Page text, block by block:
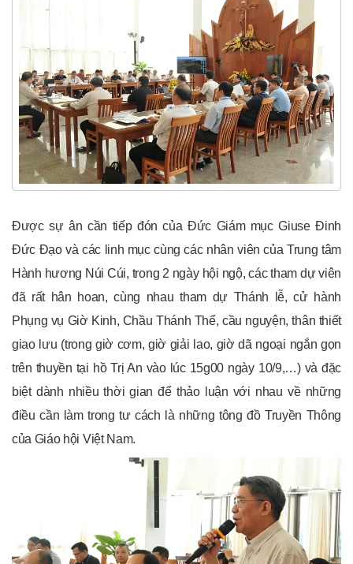
Được sự ân cần tiếp đón của Đức Giám mục Giuse Đinh
Đức Đạo và các linh mục cùng các nhân viên của Trung tâm
Hành hương Núi Cúi, trong 2 ngày hội ngộ, các tham dự viên
đã rất hân hoan, cùng nhau tham dự Thánh lễ, cử hành
Phụng vụ Giờ Kinh, Chầu Thánh Thể, cầu nguyện, thân thiết
giao lưu (trong giờ cơm, giờ giải lao, giờ dã ngoại ngắn gọn
trên thuyền tại hồ Trị An vào lúc 15g00 ngày 10/9,…) và đặc
biệt dành nhiều thời gian để thảo luận với nhau về những
điều cần làm trong tư cách là những tông đồ Truyền Thông
của Giáo hội Việt Nam.